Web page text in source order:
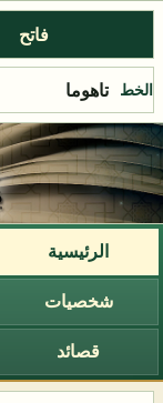
فاتح
الخط
الرئيسية
شخصيات
قصائد